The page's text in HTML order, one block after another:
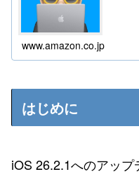
www.amazon.co.jp
はじめに
iOS 26.2.1へのアッ